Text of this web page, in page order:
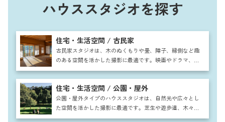
ハウススタジオを探す
住宅・生活空間 / 古民家
古民家スタジオは、木のぬくもりや畳、障子、縁側など趣
のある空間を活かした撮影に最適です。映画やドラマ、広
告や雑誌など幅広い用途に利用でき、和の暮らしを再現す
ることで物語性のある作品作りが可能です。自然光と調和
した落ち着いた雰囲気は人物や商品の魅力を引き出し、四
季折々の庭や外観も含めて非日常感と情緒を演出できま
す。
住宅・生活空間 / 公園・屋外
公園・屋外タイプのハウススタジオは、自然光や広々とし
た空間を活かした撮影に最適です。芝生や遊歩道、木々や
ベンチを背景にすることで、ファッションや広告、家族写